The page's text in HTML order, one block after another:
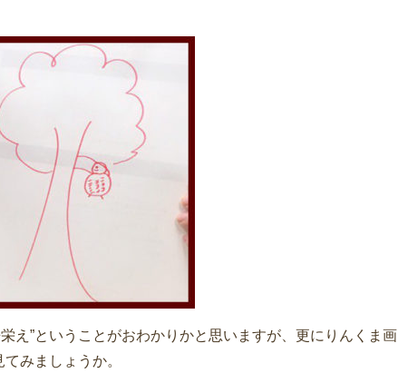
え”ということがおわかりかと思いますが、更にりんくま画
みましょうか。